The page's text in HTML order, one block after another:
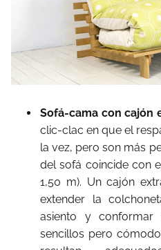
Sofá-cama con cajón
clic-clac en que el
la vez, pero son más
del sofá coincide con
1,50 m). Un cajón
extender la
asiento y conformar
sencillos pero